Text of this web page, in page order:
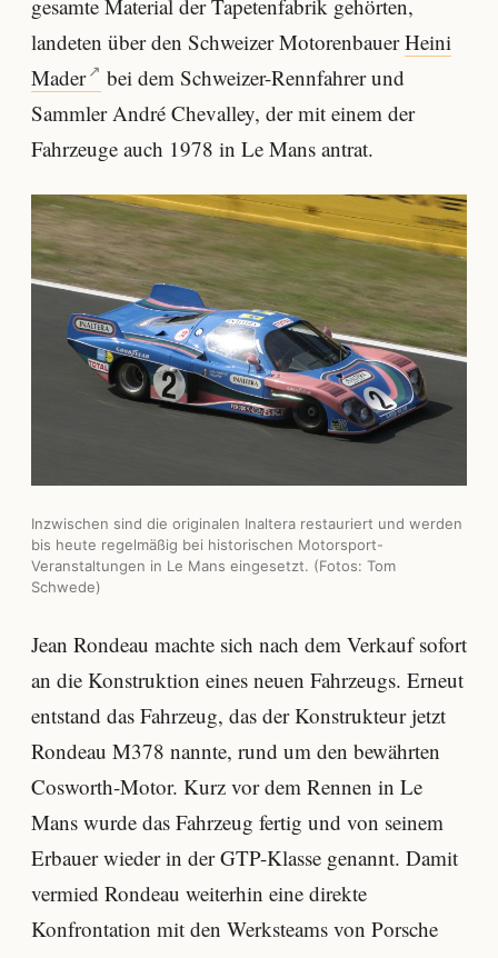
gesamte Material der Tapetenfabrik gehörten,
landeten über den Schweizer MotorenbauerHeini
Mader
bei dem Schweizer-Rennfahrer und
Sammler André Chevalley, der mit einem der
Fahrzeuge auch 1978 in Le Mans antrat.
Inzwischen sind die originalen Inaltera restauriert und werden
bis heute regelmäßig bei historischen Motorsport-
Veranstaltungen in Le Mans eingesetzt. (Fotos: Tom
Schwede)
Jean Rondeau machte sich nach dem Verkauf sofort
an die Konstruktion eines neuen Fahrzeugs. Erneut
entstand das Fahrzeug, das der Konstrukteur jetzt
Rondeau M378 nannte, rund um den bewährten
Cosworth-Motor. Kurz vor dem Rennen in Le
Mans wurde das Fahrzeug fertig und von seinem
Erbauer wieder in der GTP-Klasse genannt. Damit
vermied Rondeau weiterhin eine direkte
Konfrontation mit den Werksteams von Porsche